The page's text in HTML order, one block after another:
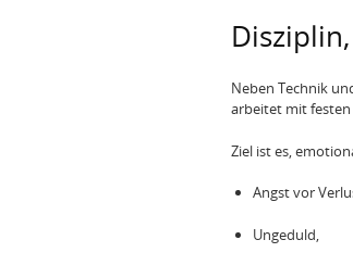
Neben Technik
arbeitet mit festen
Ziel ist es,
Angst vor
Ungeduld,